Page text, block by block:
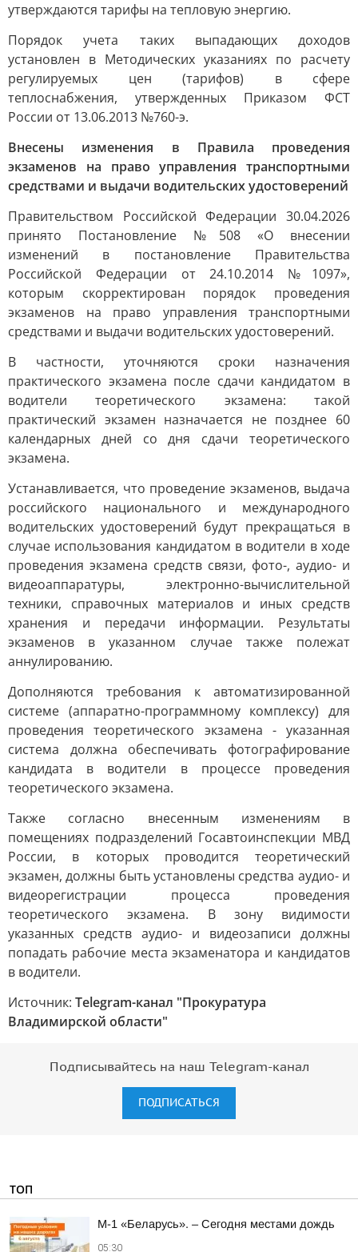
утверждаются тарифы на тепловую энергию.
Порядок учета таких выпадающих доходов
установлен в Методических указаниях по расчету
регулируемых цен (тарифов) в сфере
теплоснабжения, утвержденных Приказом ФСТ
России от 13.06.2013 №760-э.
Внесены изменения в Правила проведения
экзаменов на право управления транспортными
средствами и выдачи водительских удостоверений
Правительством Российской Федерации 30.04.2026
принято Постановление №508 «О внесении
изменений в постановление Правительства
Российской Федерации от 24.10.2014 №1097»,
которым скорректирован порядок проведения
экзаменов на право управления транспортными
средствами и выдачи водительских удостоверений.
В частности, уточняются сроки назначения
практического экзамена после сдачи кандидатом в
водители теоретического экзамена: такой
практический экзамен назначается не позднее 60
календарных дней со дня сдачи теоретического
экзамена.
Устанавливается, что проведение экзаменов, выдача
российского национального и международного
водительских удостоверений будут прекращаться в
случае использования кандидатом в водители в ходе
проведения экзамена средств связи, фото-, аудио- и
видеоаппаратуры, электронно-вычислительной
техники, справочных материалов и иных средств
хранения и передачи информации. Результаты
экзаменов в указанном случае также полежат
аннулированию.
Дополняются требования к автоматизированной
системе (аппаратно-программному комплексу) для
проведения теоретического экзамена - указанная
система должна обеспечивать фотографирование
кандидата в водители в процессе проведения
теоретического экзамена.
Также согласно внесенным изменениям в
помещениях подразделений Госавтоинспекции МВД
России, в которых проводится теоретический
экзамен, должны быть установлены средства аудио- и
видеорегистрации процесса проведения
теоретического экзамена. В зону видимости
указанных средств аудио- и видеозаписи должны
попадать рабочие места экзаменатора и кандидатов
в водители.
Источник: Telegram-канал "Прокуратура
Владимирской области"
Подписывайтесь на наш Telegram-канал
ПОДПИСАТЬСЯ
ТОП
М-1 «Беларусь». – Сегодня местами дождь
05:30